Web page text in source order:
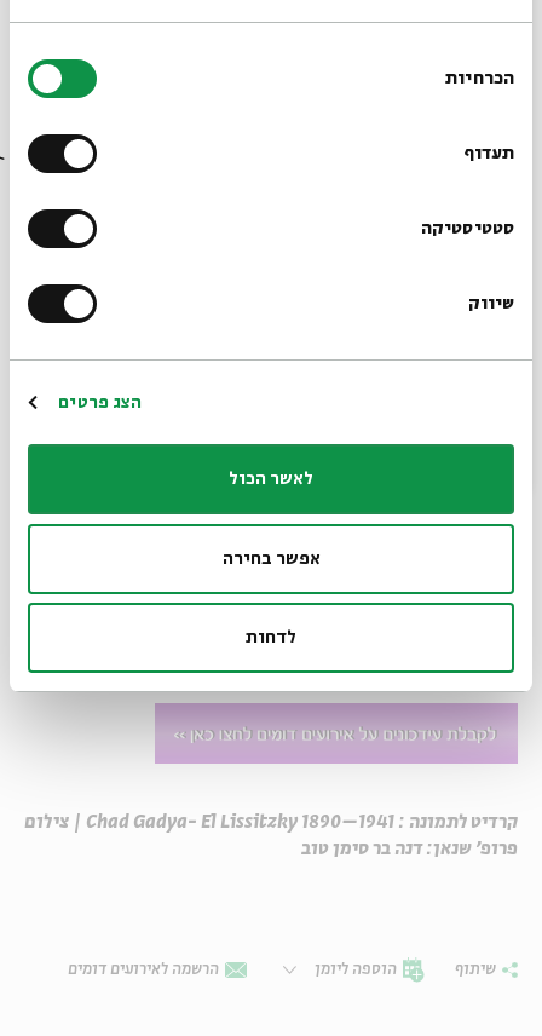
הסכמה
הכרחיות
תעדוף
סטטיסטיקה
שיווק
הצג פרטים
לאשר הכול
אפשר בחירה
לדחות
קרדיט לתמונה : Chad Gadya- El Lissitzky 1890–1941 | צילום
פרופ' שנאן: דנה בר סימן טוב
שיתוף הוספה ליומן הרשמה לאירועים דומים